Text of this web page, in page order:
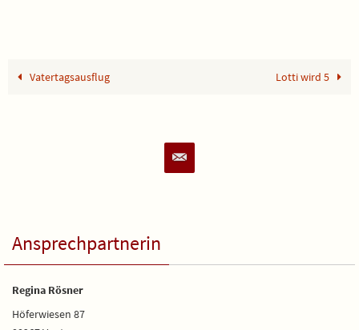
Vatertagsausflug Lotti wird 5
Ansprechpartnerin
Regina Rösner
Höferwiesen 87